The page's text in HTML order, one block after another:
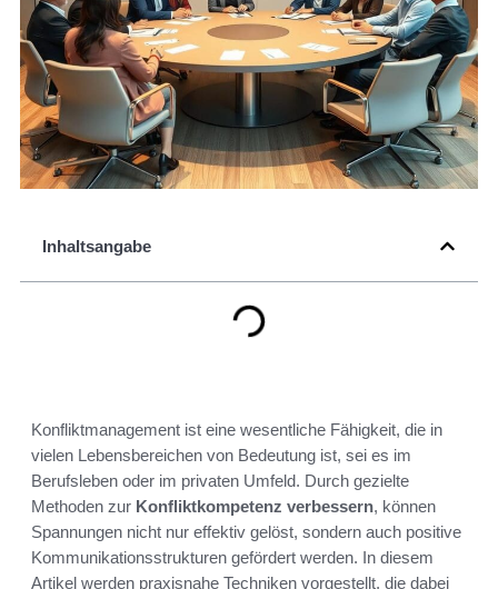
Inhaltsangabe
Konfliktmanagement ist eine wesentliche Fähigkeit, die in
vielen Lebensbereichen von Bedeutung ist, sei es im
Berufsleben oder im privaten Umfeld. Durch gezielte
Methoden zur Konfliktkompetenz verbessern, können
Spannungen nicht nur effektiv gelöst, sondern auch positive
Kommunikationsstrukturen gefördert werden. In diesem
Artikel werden praxisnahe Techniken vorgestellt, die dabei